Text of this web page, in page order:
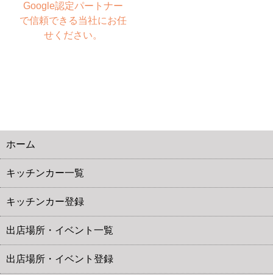
Google認定パートナー
で信頼できる当社にお任
せください。
ホーム
キッチンカー一覧
キッチンカー登録
出店場所・イベント一覧
出店場所・イベント登録